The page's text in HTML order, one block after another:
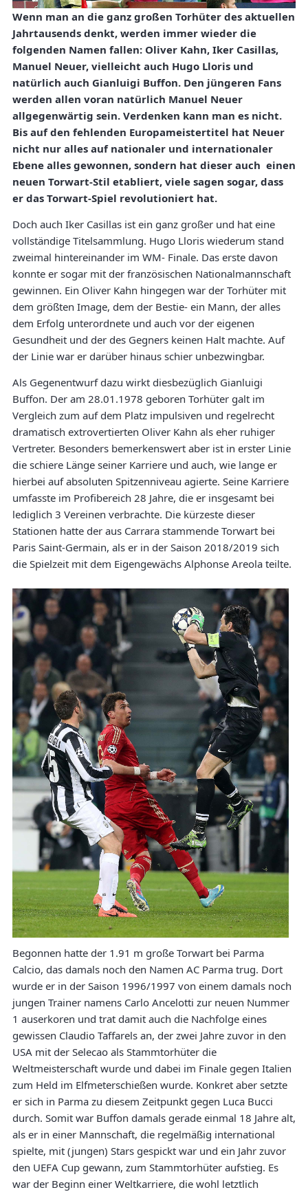
Wenn man an die ganz großen Torhüter des aktuellen
Jahrtausends denkt, werden immer wieder die
folgenden Namen fallen: Oliver Kahn, Iker Casillas,
Manuel Neuer, vielleicht auch Hugo Lloris und
natürlich auch Gianluigi Buffon. Den jüngeren Fans
werden allen voran natürlich Manuel Neuer
allgegenwärtig sein. Verdenken kann man es nicht.
Bis auf den fehlenden Europameistertitel hat Neuer
nicht nur alles auf nationaler und internationaler
Ebene alles gewonnen, sondern hat dieser auch einen
neuen Torwart-Stil etabliert, viele sagen sogar, dass
er das Torwart-Spiel revolutioniert hat.
Doch auch Iker Casillas ist ein ganz großer und hat eine
vollständige Titelsammlung. Hugo Lloris wiederum stand
zweimal hintereinander im WM- Finale. Das erste davon
konnte er sogar mit der französischen Nationalmannschaft
gewinnen. Ein Oliver Kahn hingegen war der Torhüter mit
dem größten Image, dem der Bestie- ein Mann, der alles
dem Erfolg unterordnete und auch vor der eigenen
Gesundheit und der des Gegners keinen Halt machte. Auf
der Linie war er darüber hinaus schier unbezwingbar.
Als Gegenentwurf dazu wirkt diesbezüglich Gianluigi
Buffon. Der am 28.01.1978 geboren Torhüter galt im
Vergleich zum auf dem Platz impulsiven und regelrecht
dramatisch extrovertierten Oliver Kahn als eher ruhiger
Vertreter. Besonders bemerkenswert aber ist in erster Linie
die schiere Länge seiner Karriere und auch, wie lange er
hierbei auf absoluten Spitzenniveau agierte. Seine Karriere
umfasste im Profibereich 28 Jahre, die er insgesamt bei
lediglich 3 Vereinen verbrachte. Die kürzeste dieser
Stationen hatte der aus Carrara stammende Torwart bei
Paris Saint-Germain, als er in der Saison 2018/2019 sich
die Spielzeit mit dem Eigengewächs Alphonse Areola teilte.
Begonnen hatte der 1.91 m große Torwart bei Parma
Calcio, das damals noch den Namen AC Parma trug. Dort
wurde er in der Saison 1996/1997 von einem damals noch
jungen Trainer namens Carlo Ancelotti zur neuen Nummer
1 auserkoren und trat damit auch die Nachfolge eines
gewissen Claudio Taffarels an, der zwei Jahre zuvor in den
USA mit der Selecao als Stammtorhüter die
Weltmeisterschaft wurde und dabei im Finale gegen Italien
zum Held im Elfmeterschießen wurde. Konkret aber setzte
er sich in Parma zu diesem Zeitpunkt gegen Luca Bucci
durch. Somit war Buffon damals gerade einmal 18 Jahre alt,
als er in einer Mannschaft, die regelmäßig international
spielte, mit (jungen) Stars gespickt war und ein Jahr zuvor
den UEFA Cup gewann, zum Stammtorhüter aufstieg. Es
war der Beginn einer Weltkarriere, die wohl letztlich